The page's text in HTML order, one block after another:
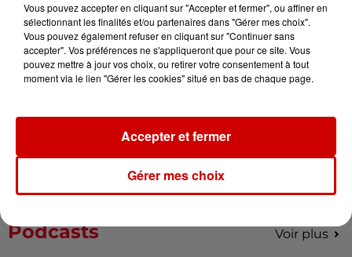
Futuroscope Xperiences !
en jet ski !
Podcasts Voir plus
Vous pouvez accepter en cliquant sur "Accepter et fermer", ou affiner en
sélectionnant les finalités et/ou partenaires dans "Gérer mes choix".
Vous pouvez également refuser en cliquant sur "Continuer sans
accepter". Vos préférences ne s'appliqueront que pour ce site. Vous
pouvez mettre à jour vos choix, ou retirer votre consentement à tout
moment via le lien "Gérer les cookies" situé en bas de chaque page.
Gérer mes choix
Accepter et fermer